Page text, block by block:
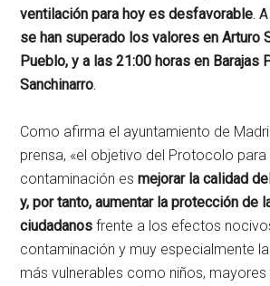
ventilación para hoy es desfavorable.
se han superado los valores en Arturo
Pueblo, y a las 21:00 horas en Barajas
Sanchinarro.
Como afirma el ayuntamiento de
prensa, «el objetivo del Protocolo
contaminación esmejorar la calidad
y, por tanto, aumentar la protección de
ciudadanos frente a los efectos
contaminación y muy especialmente
más vulnerables como niños,